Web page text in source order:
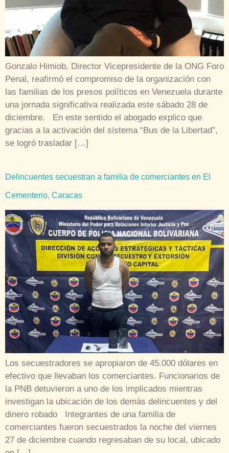
Gonzalo Himiob, Director Vicepresidente de la ONG Foro
Penal, reafirmó el compromiso de la organización con
las familias de los presos políticos en Venezuela durante
una jornada significativa realizada este sábado 28 de
diciembre. En este sentido el abogado explico que
gracias a la activación del sistema “Bus de la Libertad”,
se logró trasladar […]
Delincuentes secuestran a familia de comerciantes en El
Cementerio, Caracas
Los secuestradores se apropiaron de 45.000 dólares en
efectivo que llevaban los comerciantes. Funcionarios de
la PNB detuvieron a uno de los implicados mientras
investigan la ubicación de los demás delincuentes y del
dinero robado Integrantes de una familia de
comerciantes fueron secuestrados la noche del viernes
27 de diciembre cuando regresaban de su local, ubicado